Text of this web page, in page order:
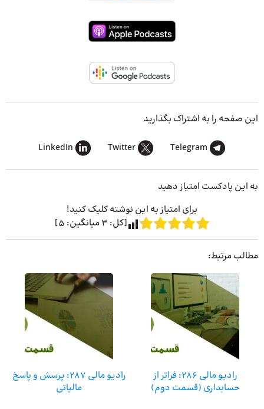
این صفحه را به اشتراک بگذارید
Telegram
Twitter
LinkedIn
به این پادکست امتیاز دهید
برای امتیاز به این نوشته کلیک کنید!
[کل: 3میانگین: 5
]
مطالب مرتبط:
رادیو مالی 286: فراتر از
حسابداری (قسمت دوم)
رادیو مالی 287: پرسش و پاسخ
مالیاتی